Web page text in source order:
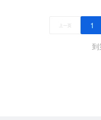
上一页 1
到